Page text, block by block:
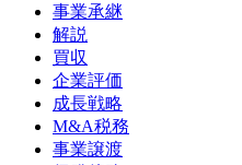
事業承継
解説
買収
企業評価
成長戦略
M&A税務
事業譲渡